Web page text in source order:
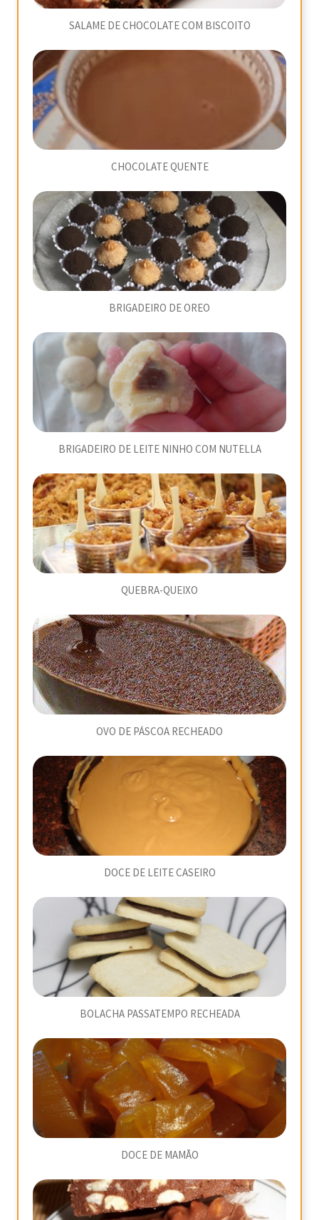
SALAME DE CHOCOLATE COM BISCOITO
CHOCOLATE QUENTE
BRIGADEIRO DE OREO
BRIGADEIRO DE LEITE NINHO COM NUTELLA
QUEBRA-QUEIXO
OVO DE PÁSCOA RECHEADO
DOCE DE LEITE CASEIRO
BOLACHA PASSATEMPO RECHEADA
DOCE DE MAMÃO